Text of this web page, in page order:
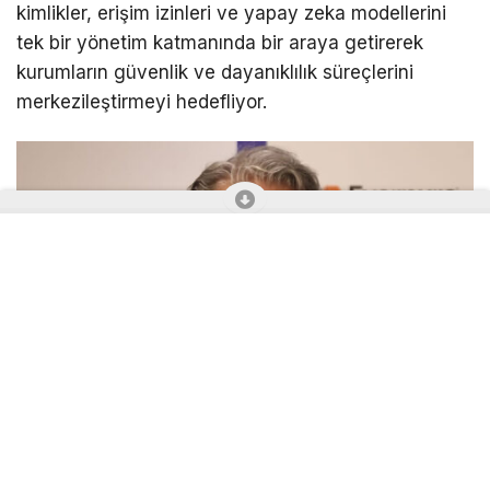
kimlikler, erişim izinleri ve yapay zeka modellerini
tek bir yönetim katmanında bir araya getirerek
kurumların güvenlik ve dayanıklılık süreçlerini
merkezileştirmeyi hedefliyor.